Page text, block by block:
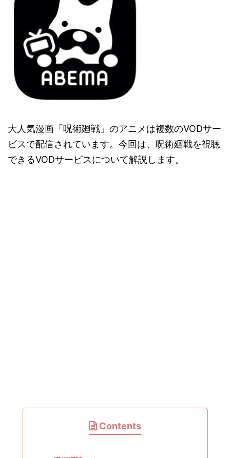
大人気漫画「呪術廻戦」のアニメは複数のVODサー
ビスで配信されています。今回は、呪術廻戦を視聴
できるVODサービスについて解説します。
Contents